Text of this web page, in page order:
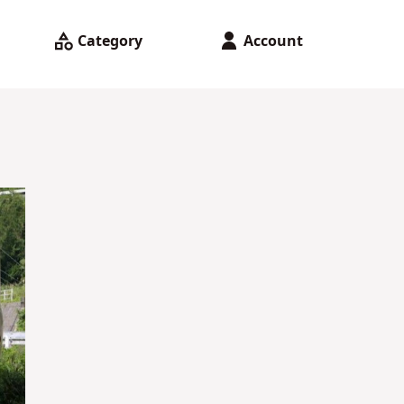
Category Account